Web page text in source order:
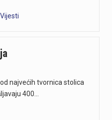
Vijesti
najvećih tvornica stolica
400…